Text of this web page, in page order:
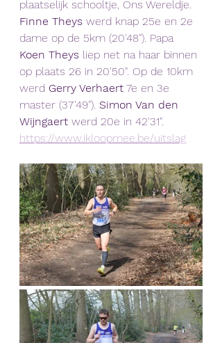
plaatselijk schooltje, Ons Wereldje.
Finne Theys werd knap 25e en 2e
dame op de 5km (20'48"). Papa
Koen Theys liep net na haar binnen
op plaats 26 in 20'50". Op de 10km
werd Gerry Verhaert 7e en 3e
master (37'49"). Simon Van den
Wijngaert werd 20e in 42'31".
https://www.ikloopmee.be/uitslag